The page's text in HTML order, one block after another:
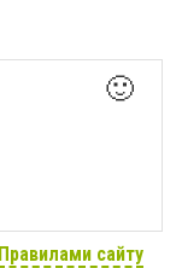
🙂
Правилами сайту